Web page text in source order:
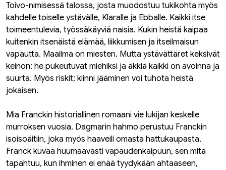
Toivo-nimisessä talossa, josta muodostuu tukikohta myös
kahdelle toiselle ystävälle, Klaralle ja Ebballe. Kaikki itse
toimeentulevia, työssäkäyviä naisia. Kukin heistä kaipaa
kuitenkin itsenäistä elämää, liikkumisen ja itseilmaisun
vapautta. Maailma on miesten. Mutta ystävättäret keksivät
keinon: he pukeutuvat miehiksi ja äkkiä kaikki on avoinna ja
suurta. Myös riskit; kiinni jääminen voi tuhota heistä
jokaisen.
Mia Franckin historiallinen romaani vie lukijan keskelle
murroksen vuosia. Dagmarin hahmo perustuu Franckin
isoisoäitiin, joka myös haaveili omasta hattukaupasta.
Franck kuvaa huumaavasti vapaudenkaipuun, sen mitä
tapahtuu, kun ihminen ei enää tyydykään ahtaaseen,